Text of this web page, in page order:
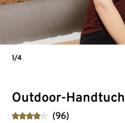
Outdoor-Handtuch
(96)
1/4